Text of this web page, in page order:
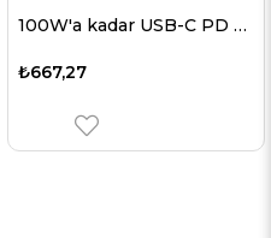
100W'a kadar USB-C PD şarj ve senkronizasyon kablosu, siyah
₺667,27